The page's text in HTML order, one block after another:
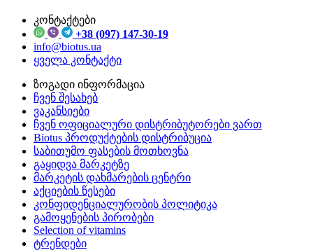
კონტაქტები
+38 (097) 147-30-19
info@biotus.ua
ყველა კონტაქტი
ზოგადი ინფორმაცია
ჩვენ შესახებ
ვაკანსიები
ჩვენ ოფიციალური დისტრიბუტორები ვართ
Biotus პროდუქტების დისტრიბუცია
საბითუმო ფასების მოთხოვნა
გაყიდვა მარკეტზე
მარკეტის დახმარების ცენტრი
აქციების წესები
კონფიდენციალურობის პოლიტიკა
გამოყენების პირობები
Selection of vitamins
ტრენდები